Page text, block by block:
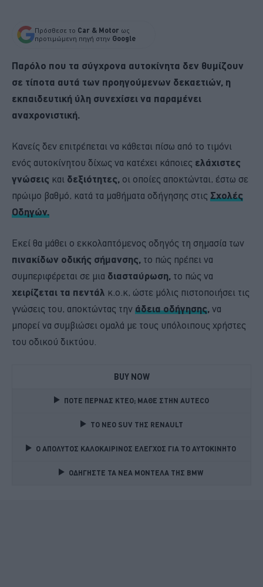
Πρόσθεσε το Car & Motor ως
προτιμώμενη πηγή στην Google
Παρόλο που τα σύγχρονα αυτοκίνητα δεν θυμίζουν
σε τίποτα αυτά των προηγούμενων δεκαετιών, η
εκπαιδευτική ύλη συνεχίσει να παραμένει
αναχρονιστική.
Κανείς δεν επιτρέπεται να κάθεται πίσω από το τιμόνι
ενός αυτοκίνητου δίχως να κατέχει κάποιες ελάχιστες
γνώσεις και δεξιότητες, οι οποίες αποκτώνται, έστω σε
πρώιμο βαθμό, κατά τα μαθήματα οδήγησης στις Σχολές
Οδηγών.
Εκεί θα μάθει ο εκκολαπτόμενος οδηγός τη σημασία των
πινακίδων οδικής σήμανσης, το πώς πρέπει να
συμπεριφέρεται σε μια διασταύρωση, το πώς να
χειρίζεται τα πεντάλ κ.ο.κ, ώστε μόλις πιστοποιήσει τις
γνώσεις του, αποκτώντας την άδεια οδήγησης, να
μπορεί να συμβιώσει ομαλά με τους υπόλοιπους χρήστες
του οδικού δικτύου.
BUY NOW
ΠΟΤΕ ΠΕΡΝΑΣ ΚΤΕΟ; ΜΑΘΕ ΣΤΗΝ ΑUTECO
TO NEO SUV ΤΗΣ RENAULT
Ο ΑΠΟΛΥΤΟΣ ΚΑΛΟΚΑΙΡΙΝΟΣ ΕΛΕΓΧΟΣ ΓΙΑ ΤΟ ΑΥΤΟΚΙΝΗΤΟ
ΟΔΗΓΗΣΤΕ ΤΑ ΝΕΑ ΜΟΝΤΕΛΑ ΤΗΣ BMW